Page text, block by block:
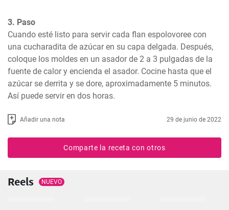
3. Paso
Cuando esté listo para servir cada flan espolovoree con
una cucharadita de azúcar en su capa delgada. Después,
coloque los moldes en un asador de 2 a 3 pulgadas de la
fuente de calor y encienda el asador. Cocine hasta que el
azúcar se derrita y se dore, aproximadamente 5 minutos.
Así puede servir en dos horas.
Añadir una nota 29 de junio de 2022
Comparte la receta con otros
Reels NUEVO